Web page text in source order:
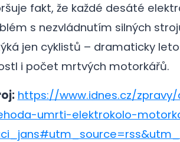
fakt, že každé desáté
s nezvládnutím silných
jen cyklistů – dramaticky
i počet mrtvých motorkářů.
https://www.idnes.cz/
umrti-elektrokolo-